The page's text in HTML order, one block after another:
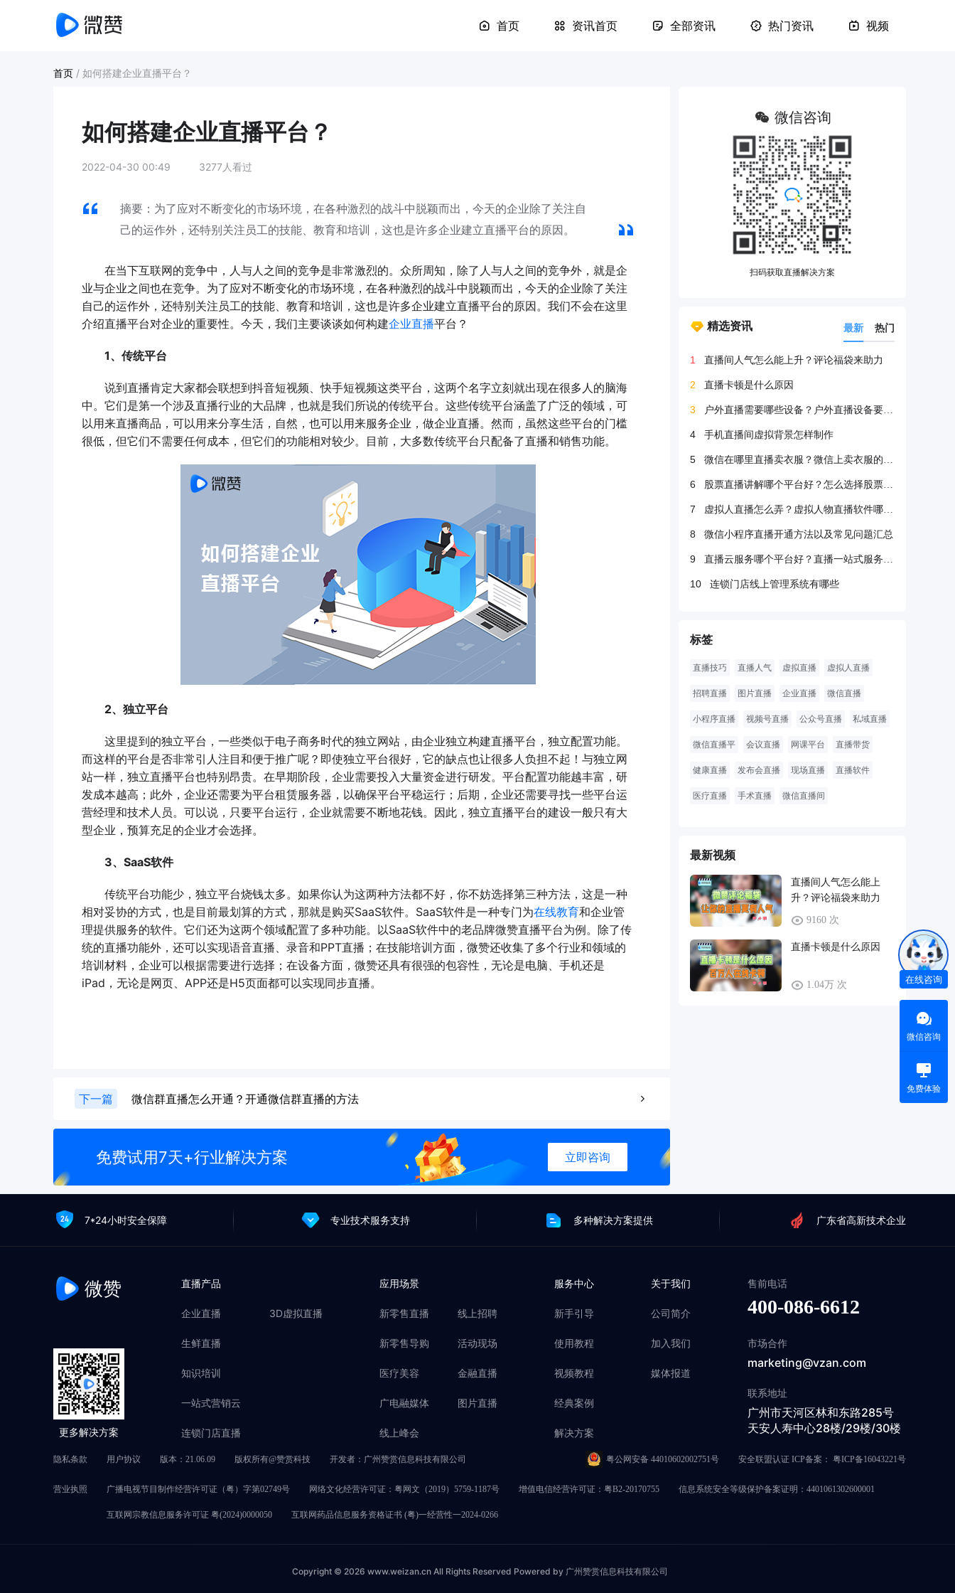
首页 资讯首页 全部资讯 热门资讯 视频
首页 / 如何搭建企业直播平台？
如何搭建企业直播平台？
2022-04-30 00:49 3277人看过
摘要：为了应对不断变化的市场环境，在各种激烈的战斗中脱颖而出，今天的企业除了关注自
己的运作外，还特别关注员工的技能、教育和培训，这也是许多企业建立直播平台的原因。
在当下互联网的竞争中，人与人之间的竞争是非常激烈的。众所周知，除了人与人之间的竞争外，就是企
业与企业之间也在竞争。为了应对不断变化的市场环境，在各种激烈的战斗中脱颖而出，今天的企业除了关注
自己的运作外，还特别关注员工的技能、教育和培训，这也是许多企业建立直播平台的原因。我们不会在这里
介绍直播平台对企业的重要性。今天，我们主要谈谈如何构建企业直播平台？
1、传统平台
说到直播肯定大家都会联想到抖音短视频、快手短视频这类平台，这两个名字立刻就出现在很多人的脑海
中。它们是第一个涉及直播行业的大品牌，也就是我们所说的传统平台。这些传统平台涵盖了广泛的领域，可
以用来直播商品，可以用来分享生活，自然，也可以用来服务企业，做企业直播。然而，虽然这些平台的门槛
很低，但它们不需要任何成本，但它们的功能相对较少。目前，大多数传统平台只配备了直播和销售功能。
2、独立平台
这里提到的独立平台，一些类似于电子商务时代的独立网站，由企业独立构建直播平台，独立配置功能。
而这样的平台是否非常引人注目和便于推广呢？即使独立平台很好，它的缺点也让很多人负担不起！与独立网
站一样，独立直播平台也特别昂贵。在早期阶段，企业需要投入大量资金进行研发。平台配置功能越丰富，研
发成本越高；此外，企业还需要为平台租赁服务器，以确保平台平稳运行；后期，企业还需要寻找一些平台运
营经理和技术人员。可以说，只要平台运行，企业就需要不断地花钱。因此，独立直播平台的建设一般只有大
型企业，预算充足的企业才会选择。
3、SaaS软件
传统平台功能少，独立平台烧钱太多。如果你认为这两种方法都不好，你不妨选择第三种方法，这是一种
相对妥协的方式，也是目前最划算的方式，那就是购买SaaS软件。SaaS软件是一种专门为在线教育和企业管
理提供服务的软件。它们还为这两个领域配置了多种功能。以SaaS软件中的老品牌微赞直播平台为例。除了传
统的直播功能外，还可以实现语音直播、录音和PPT直播；在技能培训方面，微赞还收集了多个行业和领域的
培训材料，企业可以根据需要进行选择；在设备方面，微赞还具有很强的包容性，无论是电脑、手机还是
iPad，无论是网页、APP还是H5页面都可以实现同步直播。
下一篇 微信群直播怎么开通？开通微信群直播的方法
免费试用7天+行业解决方案 立即咨询
微信咨询
扫码获取直播解决方案
精选资讯 最新 热门
1 直播间人气怎么能上升？评论福袋来助力
2 直播卡顿是什么原因
3 户外直播需要哪些设备？户外直播设备要很多吗？
4 手机直播间虚拟背景怎样制作
5 微信在哪里直播卖衣服？微信上卖衣服的方法
6 股票直播讲解哪个平台好？怎么选择股票直播平台？
7 虚拟人直播怎么弄？虚拟人物直播软件哪个好？
8 微信小程序直播开通方法以及常见问题汇总
9 直播云服务哪个平台好？直播一站式服务哪个好？
10 连锁门店线上管理系统有哪些
标签
直播技巧 直播人气 虚拟直播 虚拟人直播
招聘直播 图片直播 企业直播 微信直播
小程序直播 视频号直播 公众号直播 私域直播
微信直播平 会议直播 网课平台 直播带货
健康直播 发布会直播 现场直播 直播软件
医疗直播 手术直播 微信直播间
最新视频
直播间人气怎么能上
升？评论福袋来助力
9160 次
直播卡顿是什么原因
1.04万 次
7*24小时安全保障 专业技术服务支持 多种解决方案提供 广东省高新技术企业
微赞
更多解决方案
直播产品
企业直播
生鲜直播
知识培训
一站式营销云
连锁门店直播
3D虚拟直播
应用场景
新零售直播
新零售导购
医疗美容
广电融媒体
线上峰会
线上招聘
活动现场
金融直播
图片直播
服务中心
新手引导
使用教程
视频教程
经典案例
解决方案
关于我们
公司简介
加入我们
媒体报道
售前电话
400-086-6612
市场合作
marketing@vzan.com
联系地址
广州市天河区林和东路285号
天安人寿中心28楼/29楼/30楼
隐私条款 用户协议 版本：21.06.09 版权所有@赞赏科技 开发者：广州赞赏信息科技有限公司 粤公网安备 44010602002751号 安全联盟认证 ICP备案： 粤ICP备16043221号
营业执照 广播电视节目制作经营许可证（粤）字第02749号 网络文化经营许可证：粤网文（2019）5759-1187号 增值电信经营许可证：粤B2-20170755 信息系统安全等级保护备案证明：4401061302600001
互联网宗教信息服务许可证 粤(2024)0000050 互联网药品信息服务资格证书 (粤)一经营性一2024-0266
Copyright © 2026 www.weizan.cn All Rights Reserved Powered by 广州赞赏信息科技有限公司
在线咨询
微信咨询
免费体验